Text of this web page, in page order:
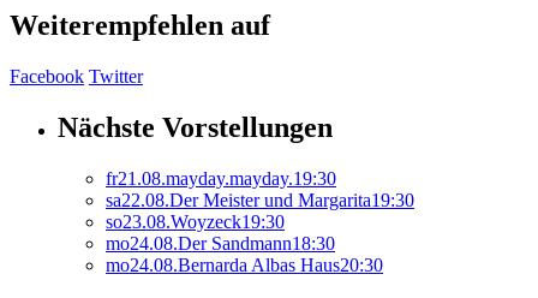
Weiterempfehlen auf
Facebook Twitter
Nächste Vorstellungen
fr21.08.mayday.mayday.19:30
sa22.08.Der Meister und Margarita19:30
so23.08.Woyzeck19:30
mo24.08.Der Sandmann18:30
mo24.08.Bernarda Albas Haus20:30